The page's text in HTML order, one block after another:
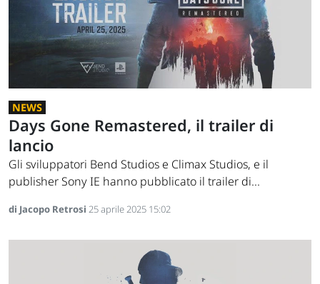
NEWS
Days Gone Remastered, il trailer di
lancio
Gli sviluppatori Bend Studios e Climax Studios, e il
publisher Sony IE hanno pubblicato il trailer di...
di Jacopo Retrosi 25 aprile 2025 15:02